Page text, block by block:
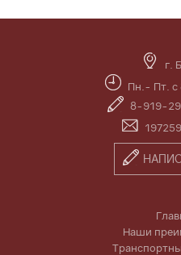
г.
Пн.- Пт. с
8-919-
Наши